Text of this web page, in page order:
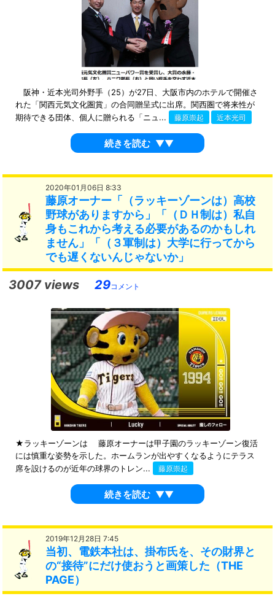
阪神・近本光司外野手（25）が27日、大阪市内のホテルで開催さ
れた「関西元気文化圏賞」の合同贈呈式に出席。関西圏で将来性が
期待できる団体、個人に贈られる「ニュ...
藤原崇起 近本光司
続きを読む ▼▼
2020年01月06日 8:33
藤原オーナー「（ラッキーゾーンは）高校
野球がありますから」「（ＤＨ制は）私自
身もこれから考える必要があるのかもしれ
ません」「（３軍制は）大学に行ってから
でも遅くないんじゃないか」
3007 views 29コメント
★ラッキーゾーンは 藤原オーナーは甲子園のラッキーゾーン復活
には慎重な姿勢を示した。ホームランが出やすくなるようにテラス
席を設けるのが近年の球界のトレン...
藤原崇起
続きを読む ▼▼
2019年12月28日 7:45
当初、電鉄本社は、掛布氏を、その財界と
の“接待”にだけ使おうと画策した（THE
PAGE）